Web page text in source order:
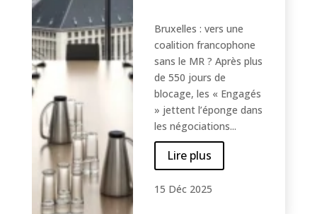
Bruxelles : vers une
coalition francophone
sans le MR ? Après plus
de 550 jours de
blocage, les « Engagés
» jettent l’éponge dans
les négociations...
Lire plus
15 Déc 2025